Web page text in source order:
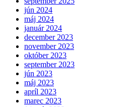
jún 2024
máj 2024
január 2024
december 2023
november 2023
október 2023
september 2023
jún 2023
máj 2023
apríl 2023
marec 2023